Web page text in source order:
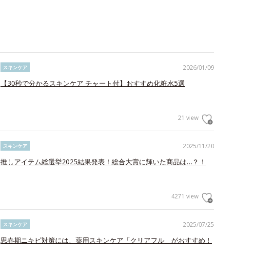
2026/01/09
スキンケア
【30秒で分かるスキンケア チャート付】おすすめ化粧水5選
21 view
2025/11/20
スキンケア
推しアイテム総選挙2025結果発表！総合大賞に輝いた商品は…？！
4271 view
2025/07/25
スキンケア
思春期ニキビ対策には、薬用スキンケア「クリアフル」がおすすめ！